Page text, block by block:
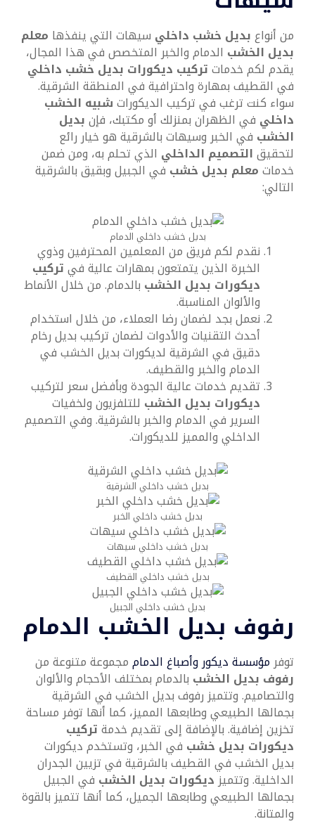
من أنواعبديل خشب داخلي سيهات التي ينفذها معلم
بديل الخشب الدمام والخبر المتخصص في هذا المجال،
يقدم لكم خدماتتركيب ديكورات بديل خشب داخلي
في القطيف بمهارة واحترافية في المنطقة الشرقية.
سواء كنت ترغب في تركيب الديكوراتشبيه الخشب
داخلي في الظهران بمنزلك أو مكتبك، فإنبديل
الخشب في الخبر وسيهات بالشرقية هو خيار رائع
لتحقيقالتصميم الداخلي الذي تحلم به، ومن ضمن
خدماتمعلم بديل خشب في الجبيل وبقيق بالشرقية
التالي:
بديل خشب داخلي الدمام
نقدم لكم فريق من المعلمين المحترفين وذوي
الخبرة الذين يتمتعون بمهارات عالية فيتركيب
ديكورات بديل الخشب بالدمام. من خلال الأنماط
والألوان المناسبة.
نعمل بجد لضمان رضا العملاء، من خلال استخدام
أحدث التقنيات والأدوات لضمان تركيب بديل رخام
دقيق في الشرقية لديكورات بديل الخشب في
الدمام والخبر والقطيف.
تقديم خدمات عالية الجودة وبأفضل سعر لتركيب
ديكورات بديل الخشب للتلفزيون ولخفيات
السرير في الدمام والخبر بالشرقية. وفي التصميم
الداخلي والمميز للديكورات.
بديل خشب داخلي الشرقية
بديل خشب داخلي الخبر
بديل خشب داخلي سيهات
بديل خشب داخلي القطيف
بديل خشب داخلي الجبيل
رفوف بديل الخشب الدمام
توفر مؤسسة ديكور وأصباغ الدماممجموعة متنوعة من
رفوف بديل الخشب بالدمام بمختلف الأحجام والألوان
والتصاميم. وتتميز رفوف بديل الخشب في الشرقية
بجمالها الطبيعي وطابعها المميز، كما أنها توفر مساحة
تخزين إضافية. بالإضافة إلى تقديم خدمةتركيب
ديكورات بديل خشب في الخبر، وتستخدم ديكورات
بديل الخشب في القطيف بالشرقية في تزيين الجدران
الداخلية. وتتميز ديكورات بديل الخشب في الجبيل
بجمالها الطبيعي وطابعها الجميل، كما أنها تتميز بالقوة
والمتانة.